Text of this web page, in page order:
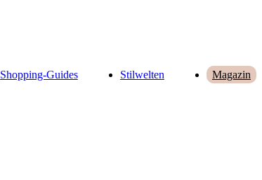
Shopping-Guides Stilwelten Magazin